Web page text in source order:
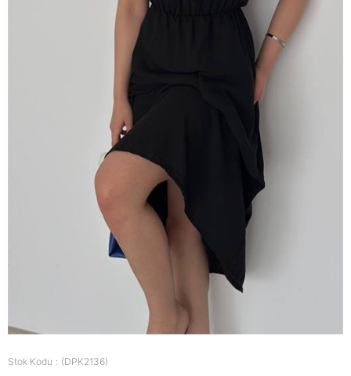
Stok Kodu (DPK2136)